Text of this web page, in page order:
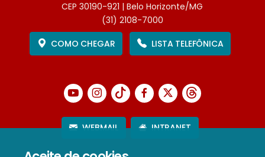
CEP 30190-921 | Belo Horizonte/MG
(31) 2108-7000
COMO CHEGAR
LISTA TELEFÔNICA
WEBMAIL INTRANET